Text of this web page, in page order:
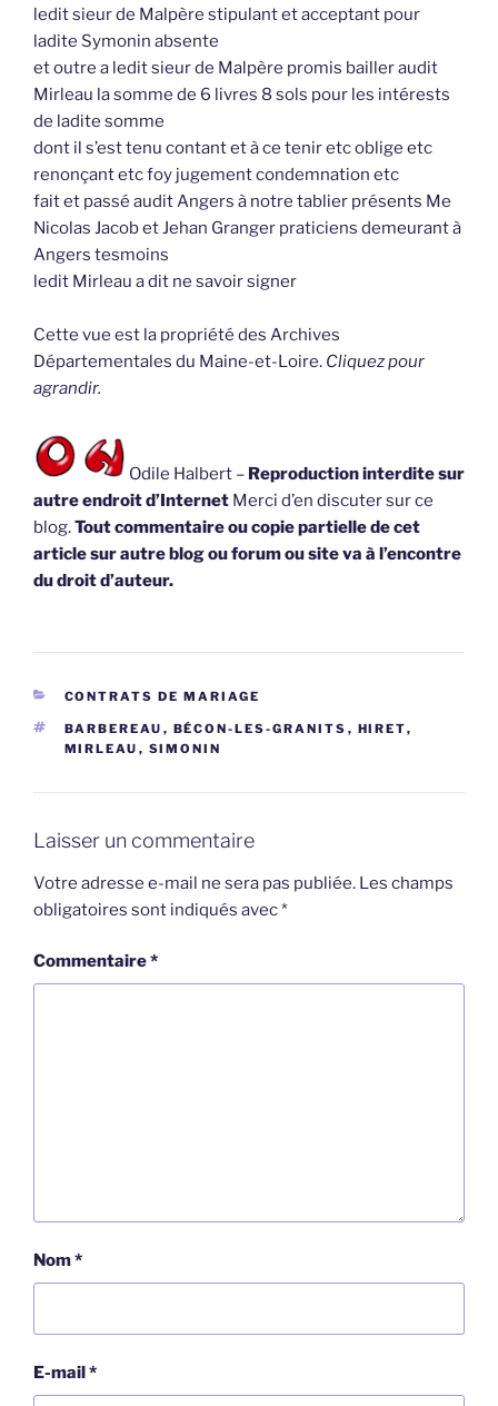
ledit sieur de Malpère stipulant et acceptant pour
ladite Symonin absente
et outre a ledit sieur de Malpère promis bailler audit
Mirleau la somme de 6 livres 8 sols pour les intérests
de ladite somme
dont il s’est tenu contant et à ce tenir etc oblige etc
renonçant etc foy jugement condemnation etc
fait et passé audit Angers à notre tablier présents Me
Nicolas Jacob et Jehan Granger praticiens demeurant à
Angers tesmoins
ledit Mirleau a dit ne savoir signer
Cette vue est la propriété des Archives
Départementales du Maine-et-Loire. Cliquez pour
agrandir.
Odile Halbert – Reproduction interdite sur
autre endroit d’Internet Merci d’en discuter sur ce
blog.Tout commentaire ou copie partielle de cet
article sur autre blog ou forum ou site va à l’encontre
du droit d’auteur.
CATÉGORIES
CONTRATS DE MARIAGE
ÉTIQUETTES
BARBEREAU , BÉCON-LES-GRANITS , HIRET,
MIRLEAU , SIMONIN
Laisser un commentaire
Votre adresse e-mail ne sera pas publiée. Les champs
obligatoires sont indiqués avec*
Commentaire*
Nom*
E-mail*